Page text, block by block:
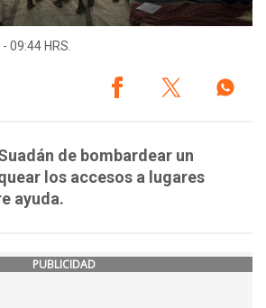
09:44 HRS.
de bombardear un
los accesos a lugares
ayuda.
PUBLICIDAD